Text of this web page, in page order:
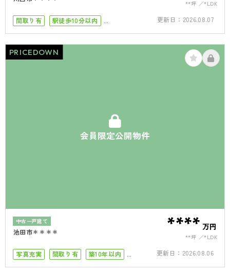
**坪 *LDK
間取り有
駅徒歩10分以内
更新日： 2026.08.07
会員限定公開物件
PRICEDOWN
中古一戸建て
池田市＊＊＊＊ **** 万円
**坪 *LDK
写真充実 間取り有
築10年以内
更新日： 2026.08.06